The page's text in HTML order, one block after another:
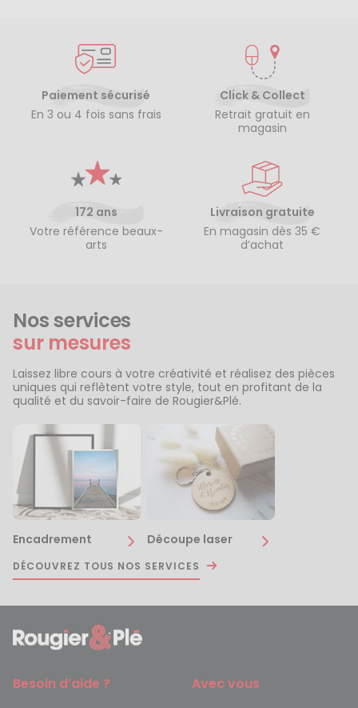
Paiement sécurisé
En 3 ou 4 fois sans frais
Click & Collect
Retrait gratuit en
magasin
172 ans
Votre référence beaux-
arts
Livraison gratuite
En magasin dès 35 €
d’achat
Nos services
sur mesures
Laissez libre cours à votre créativité et réalisez des pièces
uniques qui reflètent votre style, tout en profitant de la
qualité et du savoir-faire de Rougier&Plé.
Encadrement Découpe laser
DÉCOUVREZ TOUS NOS SERVICES
Besoin d’aide ? Avec vous